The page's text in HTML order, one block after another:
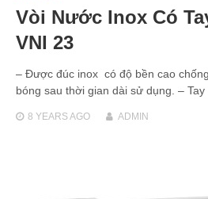
Vòi Nước Inox Có
VNI 23
– Được đúc inox có độ bền cao
bóng sau thời gian dài sử dụng. –
8 YEARSAGO ADMIN